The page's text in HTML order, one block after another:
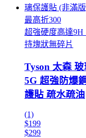
最高折300
超強硬度高達
持塊狀無碎片
Tyson 太森
5G 超強防爆
護貼 疏水疏油
(1)
$199
$299